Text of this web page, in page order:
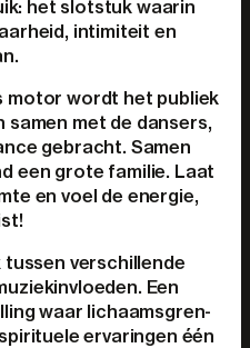
het slotstuk waarin
intimiteit en
motor wordt het publiek
samen met de dansers,
gebracht. Samen
een grote familie. Laat
en voel de energie,
tussen verschillende
Een
waar lichaamsgren-
ervaringen één